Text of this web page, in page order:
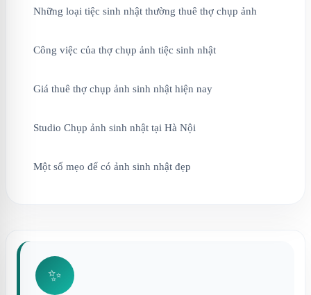
Những loại tiệc sinh nhật thường thuê thợ chụp ảnh
Công việc của thợ chụp ảnh tiệc sinh nhật
Giá thuê thợ chụp ảnh sinh nhật hiện nay
Studio Chụp ảnh sinh nhật tại Hà Nội
Một số mẹo để có ảnh sinh nhật đẹp
✨